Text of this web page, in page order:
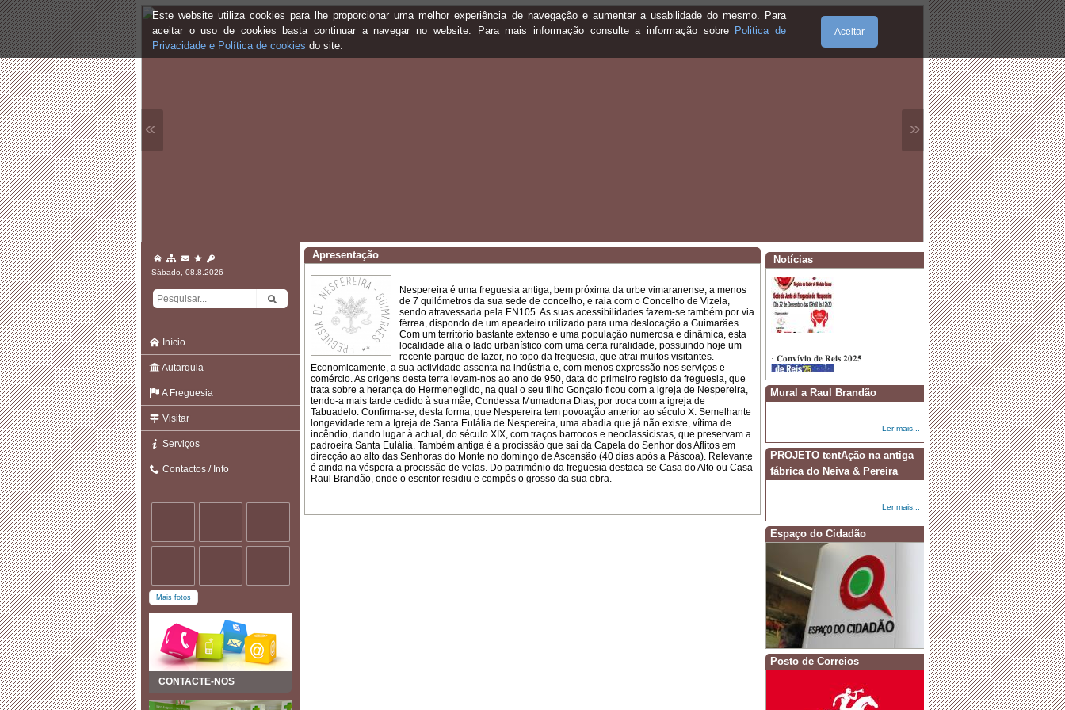
Este website utiliza cookies para lhe proporcionar uma melhor experiência de navegação e aumentar a usabilidade do mesmo. Para
aceitar o uso de cookies basta continuar a navegar no website. Para mais informação consulte a informação sobre Politica de
Privacidade e Política de cookies do site.
Aceitar
« »
Sábado, 08.8.2026
Início
Autarquia
A Freguesia
Visitar
Serviços
Contactos / Info
Mais fotos
CONTACTE-NOS
Apresentação
Nespereira é uma freguesia antiga, bem próxima da urbe vimaranense, a menos
de 7 quilómetros da sua sede de concelho, e raia com o Concelho de Vizela,
sendo atravessada pela EN105. As suas acessibilidades fazem-se também por via
férrea, dispondo de um apeadeiro utilizado para uma deslocação a Guimarães.
Com um território bastante extenso e uma população numerosa e dinâmica, esta
localidade alia o lado urbanístico com uma certa ruralidade, possuindo hoje um
recente parque de lazer, no topo da freguesia, que atrai muitos visitantes.
Economicamente, a sua actividade assenta na indústria e, com menos expressão nos serviços e
comércio. As origens desta terra levam-nos ao ano de 950, data do primeiro registo da freguesia, que
trata sobre a herança do Hermenegildo, na qual o seu filho Gonçalo ficou com a igreja de Nespereira,
tendo-a mais tarde cedido à sua mãe, Condessa Mumadona Dias, por troca com a igreja de
Tabuadelo. Confirma-se, desta forma, que Nespereira tem povoação anterior ao século X. Semelhante
longevidade tem a Igreja de Santa Eulália de Nespereira, uma abadia que já não existe, vítima de
incêndio, dando lugar à actual, do século XIX, com traços barrocos e neoclassicistas, que preservam a
padroeira Santa Eulália. Também antiga é a procissão que sai da Capela do Senhor dos Aflitos em
direcção ao alto das Senhoras do Monte no domingo de Ascensão (40 dias após a Páscoa). Relevante
é ainda na véspera a procissão de velas. Do património da freguesia destaca-se Casa do Alto ou Casa
Raul Brandão, onde o escritor residiu e compôs o grosso da sua obra.
Notícias
Aprovação do mapa de recrutamento
·𝐆𝐚𝐥𝐚 𝐄𝐪𝐮𝐞𝐬𝐭𝐫𝐞
·Dia Mundial da Criança
Mural a Raul Brandão
Ler mais...
PROJETO tentAção na antiga
fábrica do Neiva & Pereira
Ler mais...
Espaço do Cidadão
Posto de Correios